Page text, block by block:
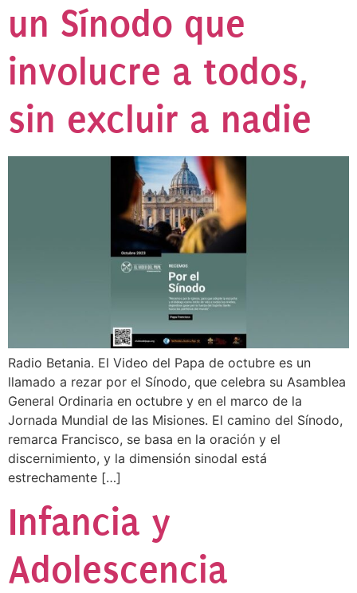
un Sínodo que
involucre a todos,
sin excluir a nadie
Radio Betania. El Video del Papa de octubre es un
llamado a rezar por el Sínodo, que celebra su Asamblea
General Ordinaria en octubre y en el marco de la
Jornada Mundial de las Misiones. El camino del Sínodo,
remarca Francisco, se basa en la oración y el
discernimiento, y la dimensión sinodal está
estrechamente […]
Infancia y
Adolescencia